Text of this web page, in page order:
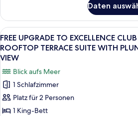
ROOFTOP
TERRACE
SUITE
WITH
PLUNGE
POOL
anzeigen
UPGRADE
TO
EXCELLENCE
CLUB
TWO-
STORY
ROOFTOP
TERRACE
SUITE
WITH
PLUNGE
Daten
Alle
Fotos
für
FREE
UPGRADE
TO
EXCELLENCE
CLUB
Ein
6
FREE UPGRADE TO EXCELLENCE
ROOFTOP TERRACE SUITE WITH
VIEW
Blick aufs Meer
1 Schlafzimmer
Platz für 2 Personen
1 King-Bett